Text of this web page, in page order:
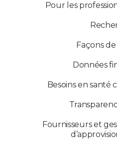
Pour les
Façons
Données
Besoins en
Fournisseurs et